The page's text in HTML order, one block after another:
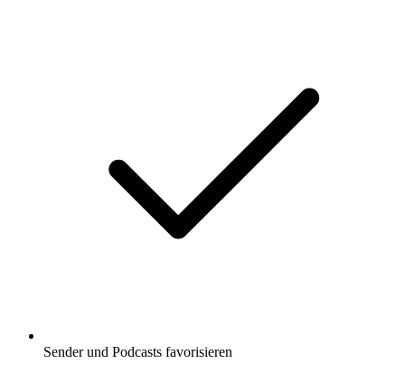
Sender und Podcasts favorisieren